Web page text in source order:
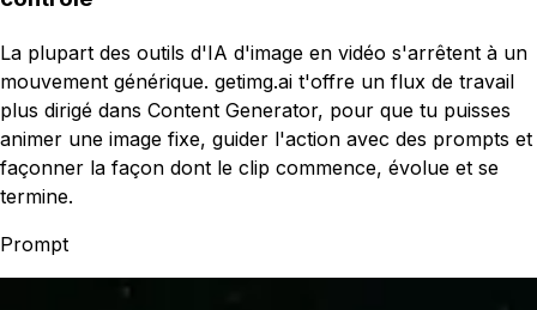
La plupart des outils d'IA d'image en vidéo s'arrêtent à un
mouvement générique. getimg.ai t'offre un flux de travail
plus dirigé dans Content Generator, pour que tu puisses
animer une image fixe, guider l'action avec des prompts et
façonner la façon dont le clip commence, évolue et se
termine.
Prompt